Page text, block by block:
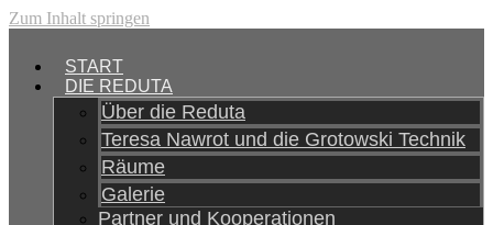
Zum Inhalt springen
START
DIE REDUTA
Über die Reduta
Teresa Nawrot und die Grotowski Technik
Räume
Galerie
Partner und Kooperationen